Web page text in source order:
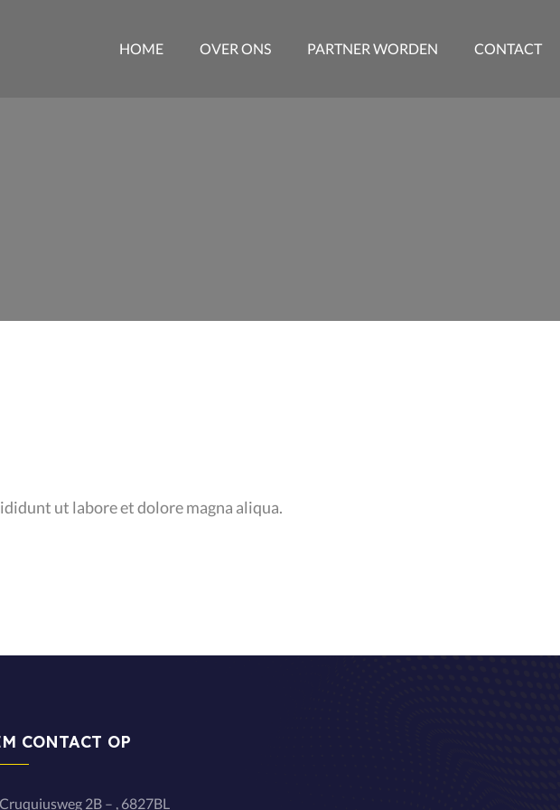
HOME OVER ONS PARTNER WORDEN CONTACT
ut labore et dolore magna aliqua.
CONTACT OP
Cruquiusweg 2B – , 6827BL